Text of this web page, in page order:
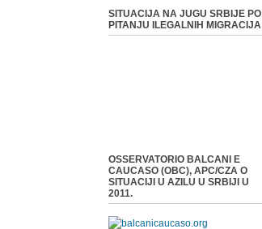
SITUACIJA NA JUGU SRBIJE PO
PITANJU ILEGALNIH MIGRACIJA
OSSERVATORIO BALCANI E
CAUCASO (OBC), APC/CZA O
SITUACIJI U AZILU U SRBIJI U
2011.